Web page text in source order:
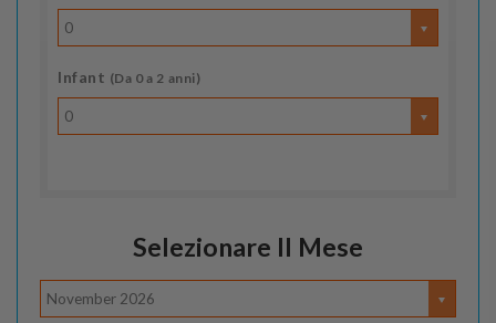
0
Infant (Da 0 a 2 anni)
0
Selezionare Il Mese
November 2026